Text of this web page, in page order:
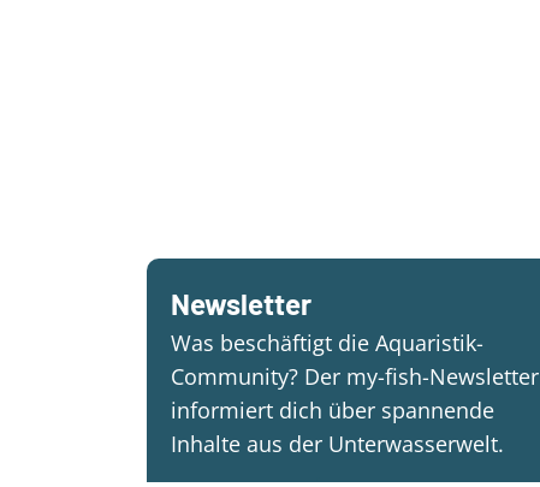
Newsletter
Was beschäftigt die Aquaristik-
Community? Der my-fish-Newsletter
informiert dich über spannende
Inhalte aus der Unterwasserwelt.